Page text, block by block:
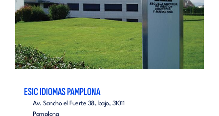
ESIC IDIOMAS PAMPLONA
Av. Sancho el Fuerte 38, bajo, 31011
Pamplona